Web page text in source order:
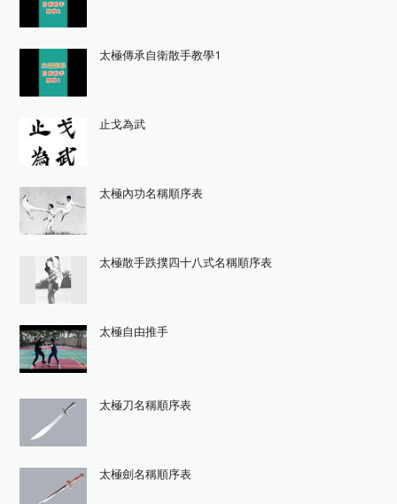
太極傳承自衛散手教學1
止戈為武
太極內功名稱順序表
太極散手跌撲四十八式名稱順序表
太極自由推手
太極刀名稱順序表
太極劍名稱順序表